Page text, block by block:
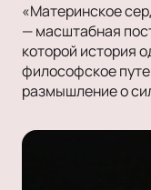
«Материнское
— масштабная
которой история
философское
размышление о